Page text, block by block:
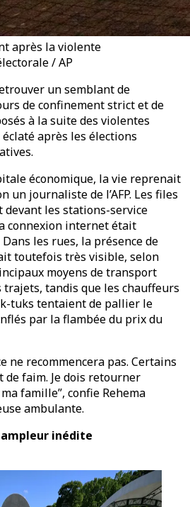
après la violente
/ AP
un semblant de
de confinement strict et de
à la suite des violentes
après les élections
économique, la vie reprenait
un journaliste de l’AFP. Les files
devant les stations-service
connexion internet était
les rues, la présence de
toutefois très visible, selon
moyens de transport
tandis que les chauffeurs
tuks tentaient de pallier le
par la flambée du prix du
ne recommencera pas. Certains
de faim. Je dois retourner
famille”, confie Rehema
ambulante.
ampleur inédite